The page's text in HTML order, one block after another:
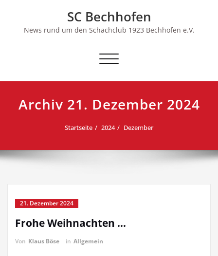
SC Bechhofen
News rund um den Schachclub 1923 Bechhofen e.V.
Schalte
Archiv 21. Dezember 2024
Startseite 2024 Dezember
21. Dezember 2024
Frohe Weihnachten …
Von Klaus Böse in Allgemein